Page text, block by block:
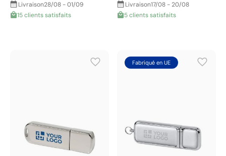
Livraison28/08 - 01/09
15 clients satisfaits
Livraison17/08 - 20/08
5 clients satisfaits
Fabriqué en UE